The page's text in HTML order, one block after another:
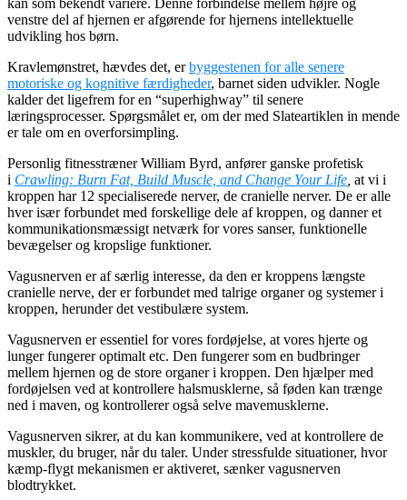
kan som bekendt variere. Denne forbindelse mellem højre og
venstre del af hjernen er afgørende for hjernens intellektuelle
udvikling hos børn.
Kravlemønstret, hævdes det, erbyggestenen for alle senere
motoriske og kognitive færdigheder, barnet siden udvikler. Nogle
kalder det ligefrem for en “superhighway” til senere
læringsprocesser. Spørgsmålet er, om der med Slateartiklen in mende
er tale om en overforsimpling.
Personlig fitnesstræner William Byrd, anfører ganske profetisk
i Crawling: Burn Fat, Build Muscle, and Change Your Life at vi i
kroppen har 12 specialiserede nerver, de cranielle nerver. De er alle
hver især forbundet med forskellige dele af kroppen, og danner et
kommunikationsmæssigt netværk for vores sanser, funktionelle
bevægelser og kropslige funktioner.
Vagusnerven er af særlig interesse, da den er kroppens længste
cranielle nerve, der er forbundet med talrige organer og systemer i
kroppen, herunder det vestibulære system.
Vagusnerven er essentiel for vores fordøjelse, at vores hjerte og
lunger fungerer optimalt etc. Den fungerer som en budbringer
mellem hjernen og de store organer i kroppen. Den hjælper med
fordøjelsen ved at kontrollere halsmusklerne, så føden kan trænge
ned i maven, og kontrollerer også selve mavemusklerne.
Vagusnerven sikrer, at du kan kommunikere, ved at kontrollere de
muskler, du bruger, når du taler. Under stressfulde situationer, hvor
kæmp-flygt mekanismen er aktiveret, sænker vagusnerven
blodtrykket.